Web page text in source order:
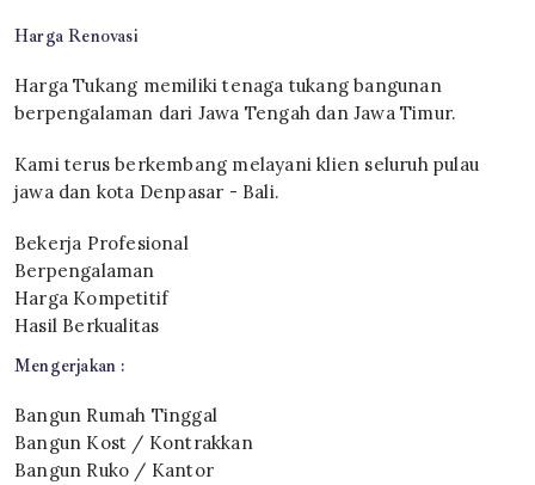
Harga Renovasi
Harga Tukang memiliki tenaga tukang bangunan
berpengalaman dari Jawa Tengah dan Jawa Timur.
Kami terus berkembang melayani klien seluruh pulau
jawa dan kota Denpasar - Bali.
Bekerja Profesional
Berpengalaman
Harga Kompetitif
Hasil Berkualitas
Mengerjakan :
Bangun Rumah Tinggal
Bangun Kost / Kontrakkan
Bangun Ruko / Kantor